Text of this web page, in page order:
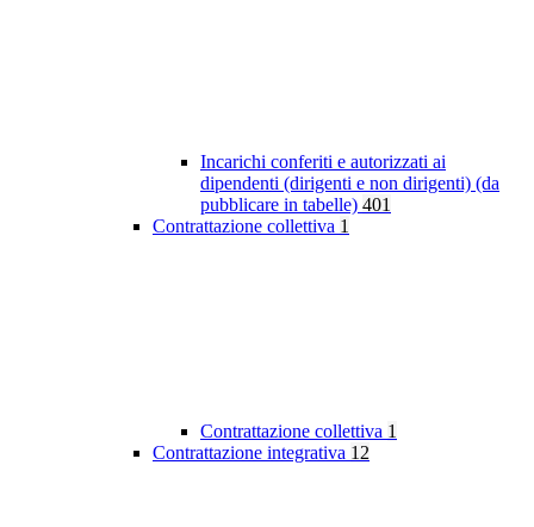
Incarichi conferiti e autorizzati ai
dipendenti (dirigenti e non dirigenti) (da
pubblicare in tabelle) 401
Contrattazione collettiva 1
Contrattazione collettiva 1
Contrattazione integrativa 12